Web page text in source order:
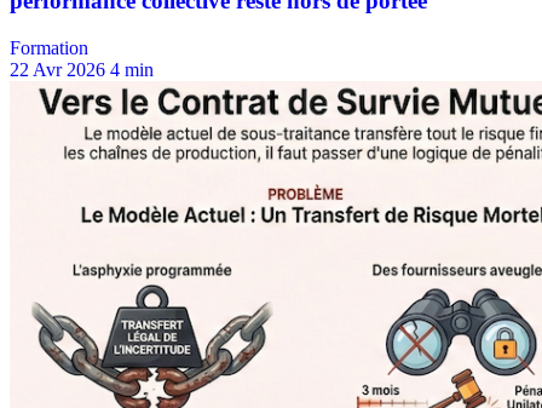
Formation
22 Avr 2026 4 min